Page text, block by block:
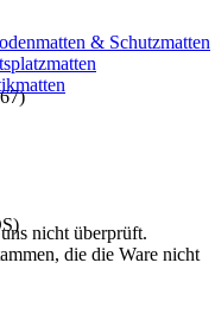
& Schutzmatten
nicht überprüft.
die die Ware nicht